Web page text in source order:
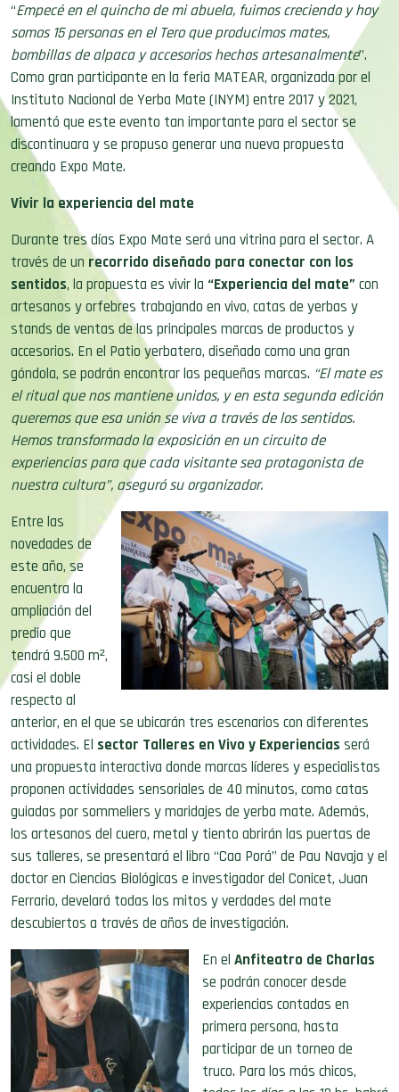
“Empecé en el quincho de mi abuela, fuimos creciendo y hoy
somos 15 personas en el Tero que producimos mates,
bombillas de alpaca y accesorios hechos artesanalmente”.
Como gran participante en la feria MATEAR, organizada por el
Instituto Nacional de Yerba Mate (INYM) entre 2017 y 2021,
lamentó que este evento tan importante para el sector se
discontinuara y se propuso generar una nueva propuesta
creando Expo Mate.
Vivir la experiencia del mate
Durante tres días Expo Mate será una vitrina para el sector. A
través de un recorrido diseñado para conectar con los
sentidos, la propuesta es vivir la “Experiencia del mate” con
artesanos y orfebres trabajando en vivo, catas de yerbas y
stands de ventas de las principales marcas de productos y
accesorios. En el Patio yerbatero, diseñado como una gran
góndola, se podrán encontrar las pequeñas marcas. “El mate es
el ritual que nos mantiene unidos, y en esta segunda edición
queremos que esa unión se viva a través de los sentidos.
Hemos transformado la exposición en un circuito de
experiencias para que cada visitante sea protagonista de
nuestra cultura”, aseguró su organizador.
Entre las
novedades de
este año, se
encuentra la
ampliación del
predio que
tendrá 9.500 m²,
casi el doble
respecto al
anterior, en el que se ubicarán tres escenarios con diferentes
actividades. El sector Talleres en Vivo y Experiencias será
una propuesta interactiva donde marcas líderes y especialistas
proponen actividades sensoriales de 40 minutos, como catas
guiadas por sommeliers y maridajes de yerba mate. Además,
los artesanos del cuero, metal y tiento abrirán las puertas de
sus talleres, se presentará el libro “Caa Porá” de Pau Navaja y el
doctor en Ciencias Biológicas e investigador del Conicet, Juan
Ferrario, develará todas los mitos y verdades del mate
descubiertos a través de años de investigación.
En el Anfiteatro de Charlas
se podrán conocer desde
experiencias contadas en
primera persona, hasta
participar de un torneo de
truco. Para los más chicos,